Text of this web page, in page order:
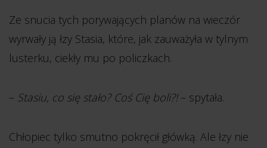
Ze snucia tych porywających planów na wieczór
wyrwały ją łzy Stasia, które, jak zauważyła w tylnym
lusterku, ciekły mu po policzkach.
– Stasiu, co się stało? Coś Cię boli?!– spytała.
Chłopiec tylko smutno pokręcił główką. Ale łzy nie